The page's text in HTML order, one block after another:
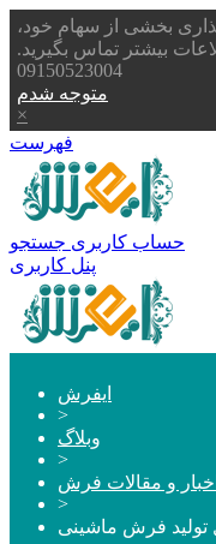
بخشی از سهام خود،
بیشتر تماس بگیرید.
09150523004
متوجه شدم
×
فهرست
حساب کاربری جستجو
پنل کاربری
ایفرش
>
وبلاگ
>
اخبار و مقالات فرش
>
تولید فرش ماشینی